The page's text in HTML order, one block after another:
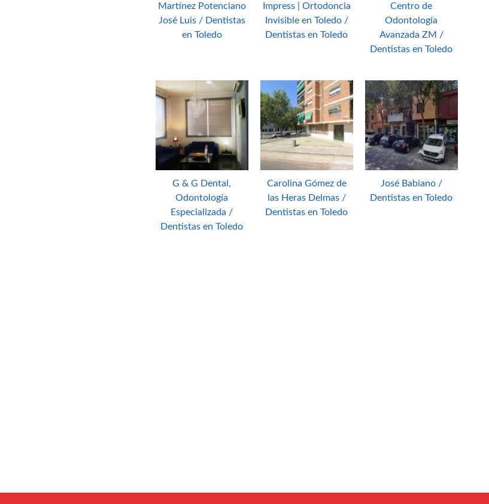
Martínez Potenciano
José Luis / Dentistas
en Toledo
Impress | Ortodoncia
Invisible en Toledo /
Dentistas en Toledo
Centro de
Odontología
Avanzada ZM /
Dentistas en Toledo
G & G Dental,
Odontología
Especializada /
Dentistas en Toledo
Carolina Gómez de
las Heras Delmas /
Dentistas en Toledo
José Babiano /
Dentistas en Toledo